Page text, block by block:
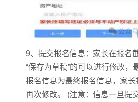
9、提交报名信息：家长在报名
“保存为草稿”的可以进行修改，
报名信息为最终报名信息，家
再次修改。 (注意：信息一旦提